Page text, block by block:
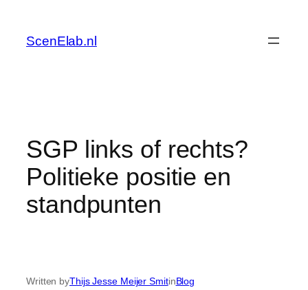
content
ScenElab.nl
SGP links of rechts?
Politieke positie en
standpunten
Written byThijs Jesse Meijer SmitinBlog